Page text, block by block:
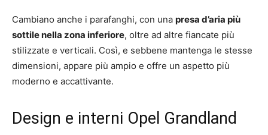
Cambiano anche i parafanghi, con una presa d’aria più
sottile nella zona inferiore, oltre ad altre fiancate più
stilizzate e verticali. Così, e sebbene mantenga le stesse
dimensioni, appare più ampio e offre un aspetto più
moderno e accattivante.
Design e interni Opel Grandland